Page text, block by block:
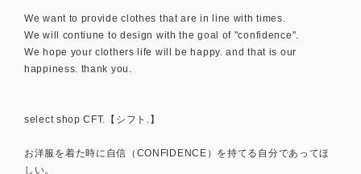
We want to provide clothes that are in line with times.
We will contiune to design with the goal of "confidence".
We hope your clothers life will be happy. and that is our
happiness. thank you.
select shop CFT.【シフト.】
お洋服を着た時に自信（CONFIDENCE）を持てる自分であってほ
しい。